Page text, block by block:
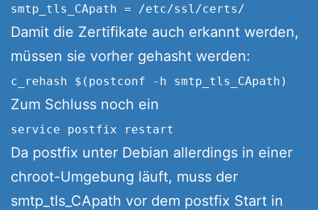
smtp_tls_CApath = /etc/ssl/certs/
Damit die Zertifikate auch erkannt werden,
müssen sie vorher gehasht werden:
c_rehash $(postconf -h smtp_tls_CApath)
Zum Schluss noch ein
service postfix restart
Da postfix unter Debian allerdings in einer
chroot-Umgebung läuft, muss der
smtp_tls_CApath vor dem postfix Start in